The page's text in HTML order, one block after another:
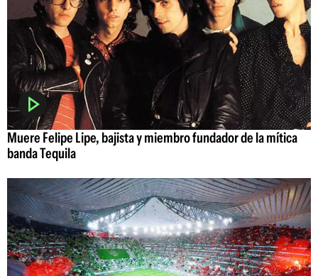
Muere Felipe Lipe, bajista y miembro fundador de la mítica
banda Tequila